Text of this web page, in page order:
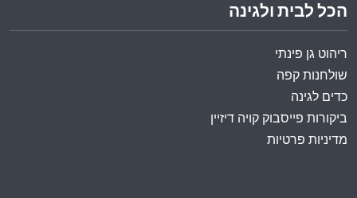
הכל לבית ולגינה
ריהוט גן פינתי
שולחנות קפה
כדים לגינה
ביקורות פייסבוק קויה דיזיין
מדיניות פרטיות